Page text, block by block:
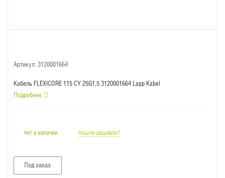
Артикул: 3120001664
Кабель FLEXICORE 115 CY 25G1,5 3120001664 Lapp Kabel
Подробнее
Нет в наличии Нашли дешевле?
Под заказ